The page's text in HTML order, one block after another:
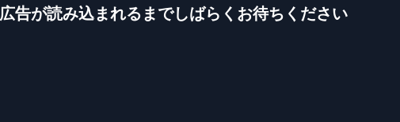
広告が読み込まれるまでしばらくお待ちください